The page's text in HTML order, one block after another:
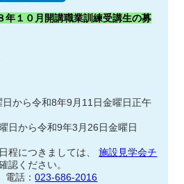
１０月開講職業訓練受講生の募
から令和8年9月11日金曜日正午
から令和9年3月26日金曜日
程につきましては、
施設見学会チ
認ください。
話：023-686-2016